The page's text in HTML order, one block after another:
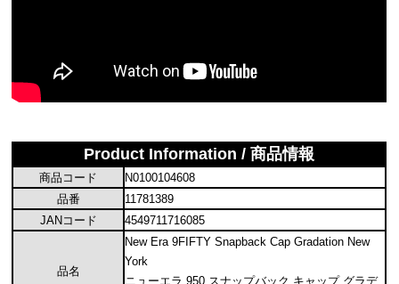
Product Information / 商品情報
商品コード
N0100104608
品番
11781389
JANコード
4549711716085
品名
New Era 9FIFTY Snapback Cap Gradation New
York
ニューエラ 950 スナップバック キャップ グラデ